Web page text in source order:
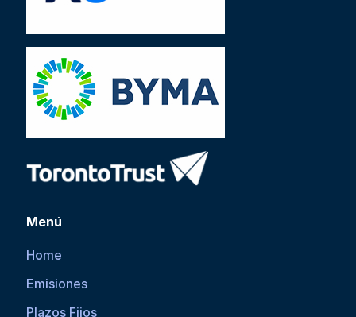
Menú
Home
Emisiones
Plazos Fijos